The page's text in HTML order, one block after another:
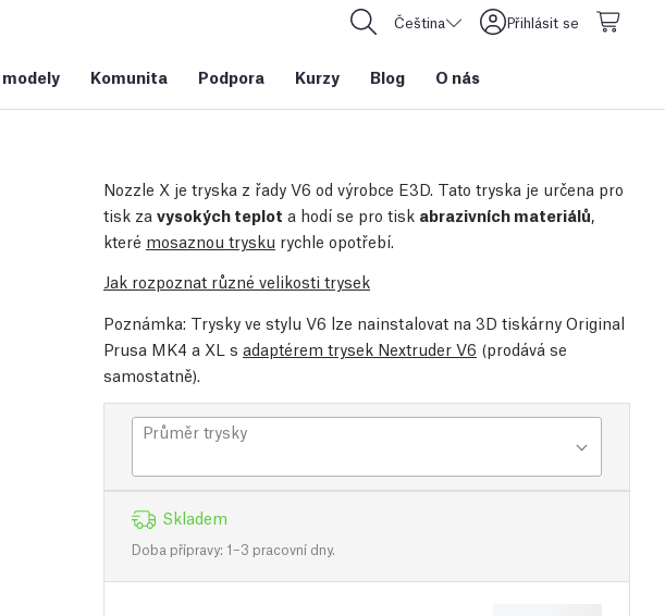
Čeština Přihlásit se
modely Komunita Podpora Kurzy Blog O nás
Nozzle X je tryska z řady V6 od výrobce E3D. Tato tryska je určena pro
tisk za vysokých teplot a hodí se pro tisk abrazivních materiálů,
které mosaznou trysku rychle opotřebí.
Jak rozpoznat různé velikosti trysek
Poznámka: Trysky ve stylu V6 lze nainstalovat na 3D tiskárny Original
Prusa MK4 a XL s adaptérem trysek Nextruder V6 (prodává se
samostatně).
Průměr trysky
Skladem
Doba přípravy: 1–3 pracovní dny.